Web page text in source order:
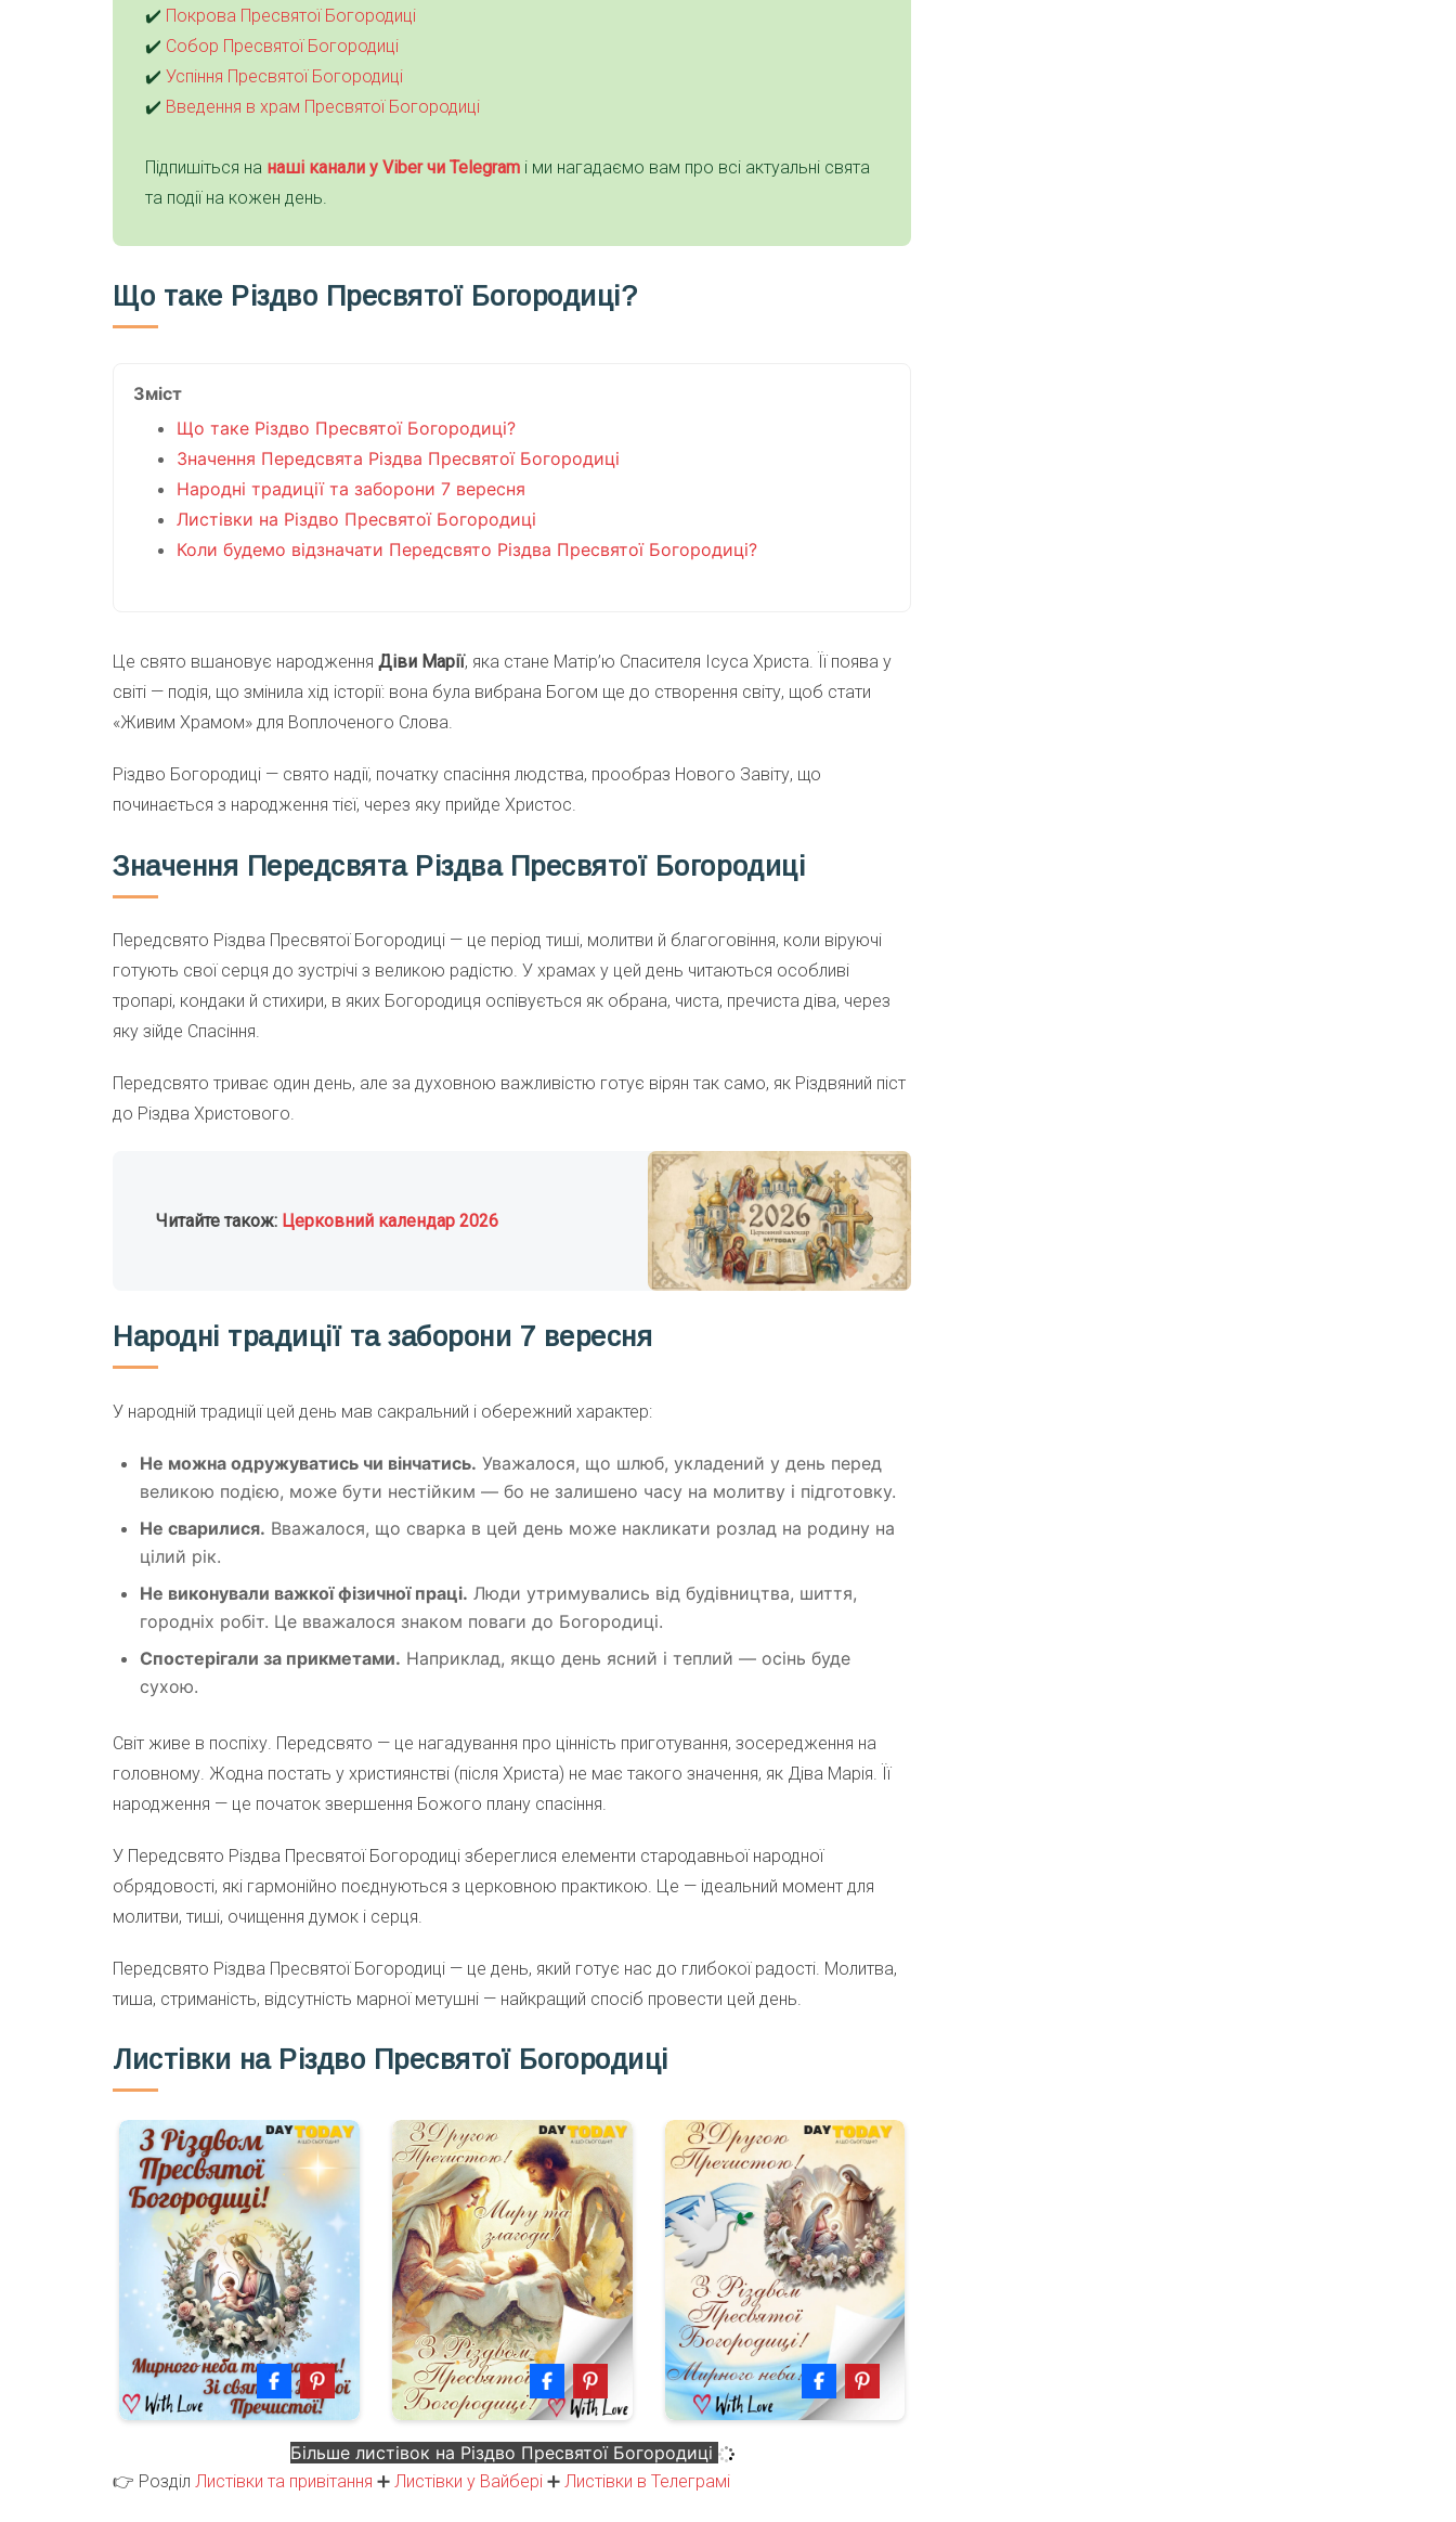
✔️ Покрова Пресвятої Богородиці
✔️ Собор Пресвятої Богородиці
✔️ Успіння Пресвятої Богородиці
✔️ Введення в храм Пресвятої Богородиці
Підпишіться на наші канали у Viber чи Telegram і ми нагадаємо вам про всі актуальні свята
та події на кожен день.
Що таке Різдво Пресвятої Богородиці?
Зміст
Що таке Різдво Пресвятої Богородиці?
Значення Передсвята Різдва Пресвятої Богородиці
Народні традиції та заборони 7 вересня
Листівки на Різдво Пресвятої Богородиці
Коли будемо відзначати Передсвято Різдва Пресвятої Богородиці?
Це свято вшановує народження Діви Марії, яка стане Матір’ю Спасителя Ісуса Христа. Її поява у
світі — подія, що змінила хід історії: вона була вибрана Богом ще до створення світу, щоб стати
«Живим Храмом» для Воплоченого Слова.
Різдво Богородиці — свято надії, початку спасіння людства, прообраз Нового Завіту, що
починається з народження тієї, через яку прийде Христос.
Значення Передсвята Різдва Пресвятої Богородиці
Передсвято Різдва Пресвятої Богородиці — це період тиші, молитви й благоговіння, коли віруючі
готують свої серця до зустрічі з великою радістю. У храмах у цей день читаються особливі
тропарі, кондаки й стихири, в яких Богородиця оспівується як обрана, чиста, пречиста діва, через
яку зійде Спасіння.
Передсвято триває один день, але за духовною важливістю готує вірян так само, як Різдвяний піст
до Різдва Христового.
Читайте також: Церковний календар 2026
Народні традиції та заборони 7 вересня
У народній традиції цей день мав сакральний і обережний характер:
Не можна одружуватись чи вінчатись. Уважалося, що шлюб, укладений у день перед
великою подією, може бути нестійким — бо не залишено часу на молитву і підготовку.
Не сварилися. Вважалося, що сварка в цей день може накликати розлад на родину на
цілий рік.
Не виконували важкої фізичної праці. Люди утримувались від будівництва, шиття,
городніх робіт. Це вважалося знаком поваги до Богородиці.
Спостерігали за прикметами. Наприклад, якщо день ясний і теплий — осінь буде
сухою.
Світ живе в поспіху. Передсвято — це нагадування про цінність приготування, зосередження на
головному. Жодна постать у християнстві (після Христа) не має такого значення, як Діва Марія. Її
народження — це початок звершення Божого плану спасіння.
У Передсвято Різдва Пресвятої Богородиці збереглися елементи стародавньої народної
обрядовості, які гармонійно поєднуються з церковною практикою. Це — ідеальний момент для
молитви, тиші, очищення думок і серця.
Передсвято Різдва Пресвятої Богородиці — це день, який готує нас до глибокої радості. Молитва,
тиша, стриманість, відсутність марної метушні — найкращий спосіб провести цей день.
Листівки на Різдво Пресвятої Богородиці
Більше листівок на Різдво Пресвятої Богородиці
👉 Розділ Листівки та привітання ➕ Листівки у Вайбері ➕ Листівки в Телеграмі